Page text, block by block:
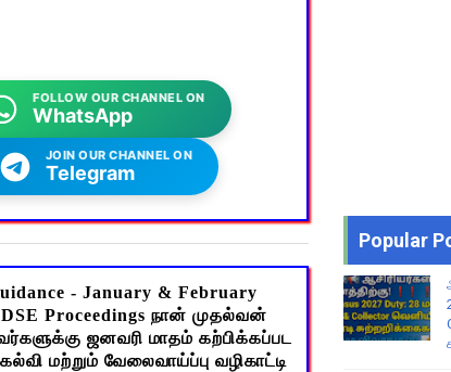
FOLLOW OUR CHANNEL ON
WhatsApp
JOIN OUR CHANNEL ON
Telegram
- January & February
Proceedings நான் முதல்வன்
ஜனவரி மாதம் கற்பிக்கப்பட
மற்றும் வேலைவாய்ப்பு வழிகாட்டி
Popular